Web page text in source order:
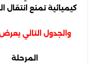
كيميائية تمنع انتقال
والجدول التالي
المرحلة